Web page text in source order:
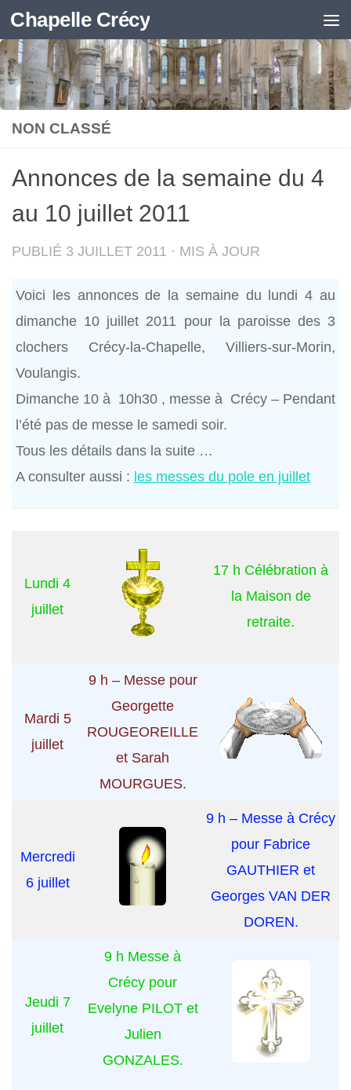
Skip to content
Chapelle Crécy
NON CLASSÉ
Annonces de la semaine du 4
au 10 juillet 2011
PUBLIÉ 3 JUILLET 2011 · MIS À JOUR
Voici les annonces de la semaine du lundi 4 au
dimanche 10 juillet 2011 pour la paroisse des 3
clochers Crécy-la-Chapelle, Villiers-sur-Morin,
Voulangis.
Dimanche 10 à 10h30 , messe à Crécy – Pendant
l’été pas de messe le samedi soir.
Tous les détails dans la suite …
A consulter aussi : les messes du pole en juillet
Lundi 4
juillet
17 h Célébration à
la Maison de
retraite.
Mardi 5
juillet
9 h – Messe pour
Georgette
ROUGEOREILLE
et Sarah
MOURGUES.
Mercredi
6 juillet
9 h – Messe à Crécy
pour Fabrice
GAUTHIER et
Georges VAN DER
DOREN.
Jeudi 7
juillet
9 h Messe à
Crécy pour
Evelyne PILOT et
Julien
GONZALES.